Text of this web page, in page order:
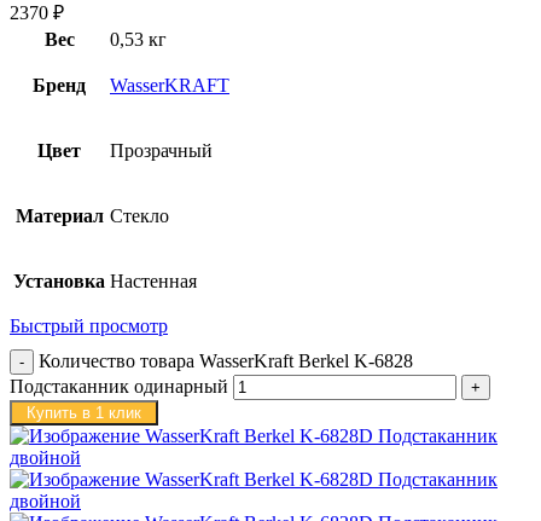
2370 ₽
Вес
0,53 кг
Бренд WasserKRAFT
Цвет Прозрачный
Материал Стекло
Установка Настенная
Быстрый просмотр
Количество товара WasserKraft Berkel K-6828
Подстаканник одинарный
Купить в 1 клик